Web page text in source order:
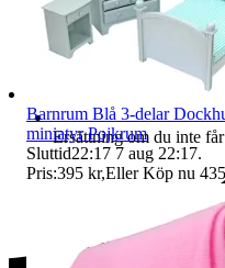
Ersättning om du inte
Barnrum Blå 3-delar
miniatyr Pojkrum
Sluttid22:17 7 aug 22:17.
Pris:395 kr,Eller Köp nu